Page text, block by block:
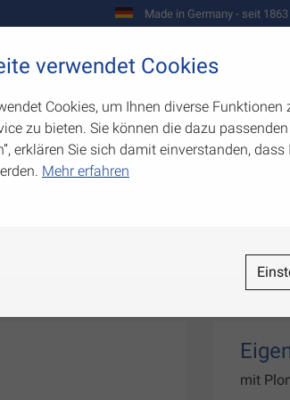
Made in Germany - seit 1863
Werkzeugbau
mit
verwendet Cookies
Cookies, um Ihnen diverse
zu bieten. Sie können die dazu
erklären Sie sich damit einverstanden,
Mehr erfahren